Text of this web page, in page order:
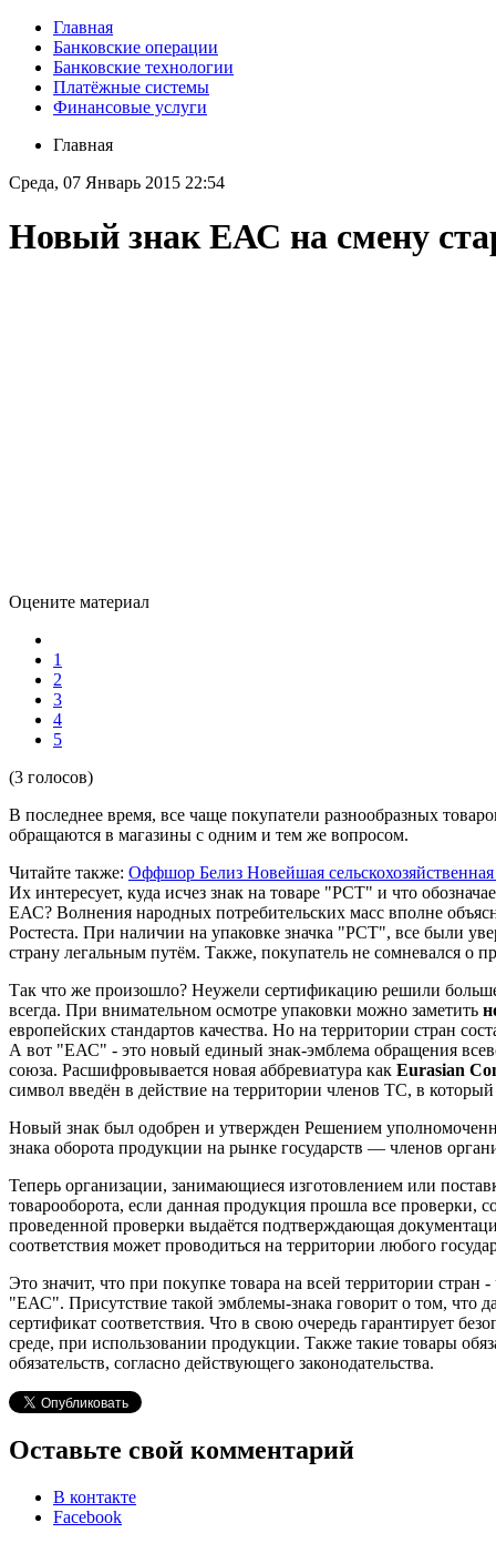
Главная
Банковские операции
Банковские технологии
Платёжные системы
Финансовые услуги
Главная
Среда, 07 Январь 2015 22:54
Новый знак ЕАС на смену
Оцените материал
1
2
3
4
5
(3 голосов)
В последнее время, все чаще покупатели разнообразных
обращаются в магазины с одним и тем же вопросом.
Читайте также: Оффшор Белиз Новейшая
Их интересует, куда исчез знак на товаре "РСТ" и что
ЕАС? Волнения народных потребительских масс вполне
Ростеста. При наличии на упаковке значка "РСТ", все были
страну легальным путём. Также, покупатель не сомневался о
Так что же произошло? Неужели сертификацию решили
всегда. При внимательном осмотре упаковки можно заметить
европейских стандартов качества. Но на территории стран
А вот "ЕАС" - это новый единый знак-эмблема обращения
союза. Расшифровывается новая аббревиатура как Eurasian
символ введён в действие на территории членов ТС, в
Новый знак был одобрен и утвержден Решением
знака оборота продукции на рынке государств — членов
Теперь организации, занимающиеся изготовлением или
товарооборота, если данная продукция прошла все проверки,
проведенной проверки выдаётся подтверждающая
соответствия может проводиться на территории любого
Это значит, что при покупке товара на всей территории
"ЕАС". Присутствие такой эмблемы-знака говорит о том, что
сертификат соответствия. Что в свою очередь гарантирует
среде, при использовании продукции. Также такие товары
обязательств, согласно действующего законодательства.
Оставьте свой комментарий
В контакте
Facebook